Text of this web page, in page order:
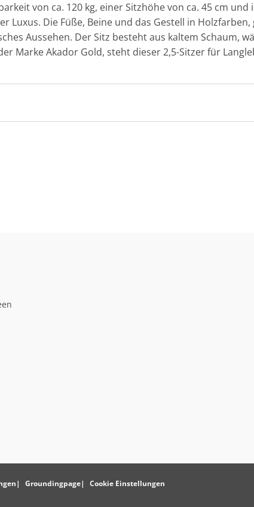
von ca. 120 kg, einer Sitzhöhe von ca. 45 cm und
Luxus. Die Füße, Beine und das Gestell in
Aussehen. Der Sitz besteht aus kaltem Schaum,
Marke Akador Gold, steht dieser 2,5-Sitzer für
Groundingpage Cookie Einstellungen